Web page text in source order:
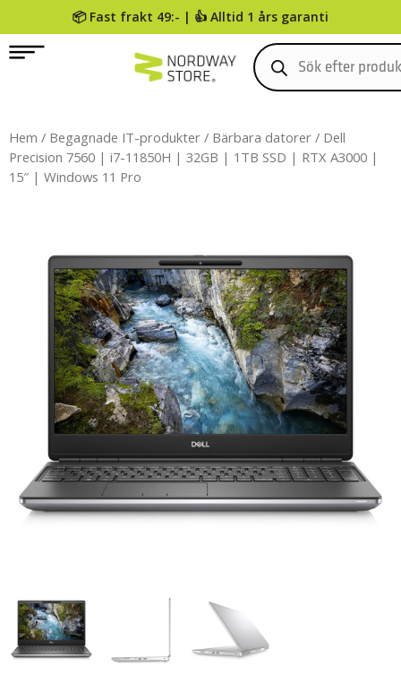
📦 Fast frakt 49:- | 👍 Alltid 1 års garanti
0
Hem / Begagnade IT-produkter / Bärbara datorer / Dell
Precision 7560 | i7-11850H | 32GB | 1TB SSD | RTX A3000 |
15″ | Windows 11 Pro